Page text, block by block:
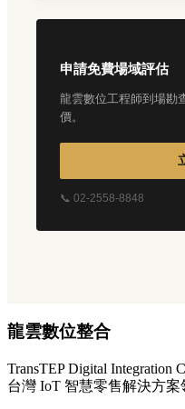
申請免費場域評估
龍雲數位工程師到場勘
價。
📞 02-2558-8848
龍雲數位整合
TransTEP Digital Integration
台灣 IoT 智慧零售解決方案